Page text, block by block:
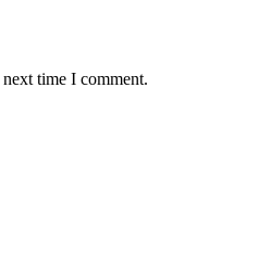
time I comment.